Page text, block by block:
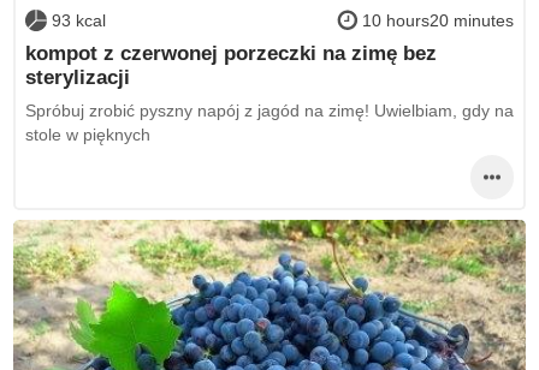
93 kcal 10 hours20 minutes
kompot z czerwonej porzeczki na zimę bez
sterylizacji
Spróbuj zrobić pyszny napój z jagód na zimę! Uwielbiam, gdy na
stole w pięknych